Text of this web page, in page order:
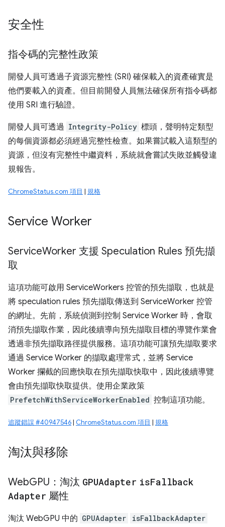
安全性
指令碼的完整性政策
開發人員可透過子資源完整性 (SRI) 確保載入的資產確實是
他們要載入的資產。但目前開發人員無法確保所有指令碼都
使用 SRI 進行驗證。
開發人員可透過 Integrity-Policy 標頭，聲明特定類型
的每個資源都必須經過完整性檢查。如果嘗試載入這類型的
資源，但沒有完整性中繼資料，系統就會嘗試失敗並觸發違
規報告。
ChromeStatus.com 項目 | 規格
Service Worker
ServiceWorker 支援 Speculation Rules 預先擷
取
這項功能可啟用 ServiceWorkers 控管的預先擷取，也就是
將 speculation rules 預先擷取傳送到 ServiceWorker 控管
的網址。先前，系統偵測到控制 Service Worker 時，會取
消預先擷取作業，因此後續導向預先擷取目標的導覽作業會
透過非預先擷取路徑提供服務。這項功能可讓預先擷取要求
通過 Service Worker 的擷取處理常式，並將 Service
Worker 攔截的回應快取在預先擷取快取中，因此後續導覽
會由預先擷取快取提供。使用企業政策
PrefetchWithServiceWorkerEnabled 控制這項功能。
追蹤錯誤 #40947546| ChromeStatus.com 項目 | 規格
淘汰與移除
WebGPU：淘汰 GPUAdapter isFallback
Adapter 屬性
淘汰 WebGPU 中的 GPUAdapter isFallbackAdapter